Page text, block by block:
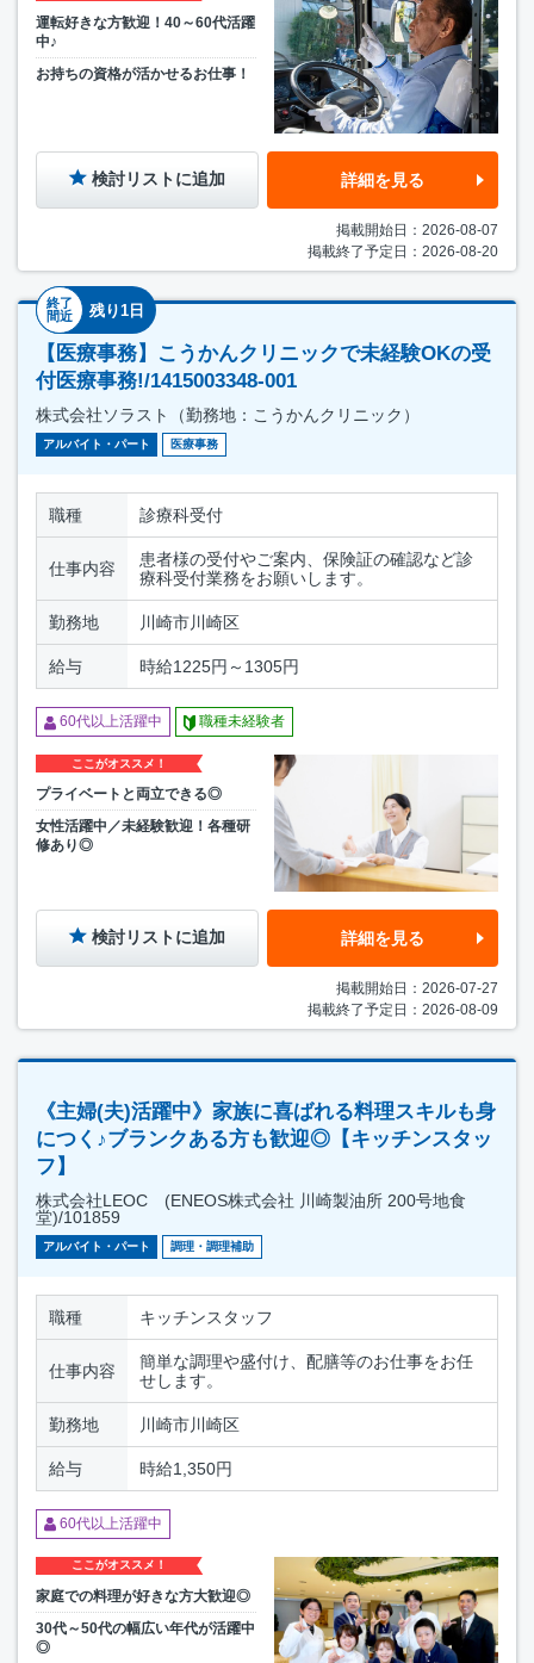
運転好きな方歓迎！40～60代活躍
中♪
お持ちの資格が活かせるお仕事！
検討リストに追加 詳細を見る
掲載開始日：2026-08-07
掲載終了予定日：2026-08-20
終了
間近
残り1日
【医療事務】こうかんクリニックで未経験OKの受
付医療事務!/1415003348-001
株式会社ソラスト（勤務地：こうかんクリニック）
アルバイト・パート 医療事務
職種 診療科受付
仕事内容
患者様の受付やご案内、保険証の確認など診
療科受付業務をお願いします。
勤務地 川崎市川崎区
給与 時給1225円～1305円
60代以上活躍中 職種未経験者
ここがオススメ！
プライベートと両立できる◎
女性活躍中／未経験歓迎！各種研
修あり◎
検討リストに追加 詳細を見る
掲載開始日：2026-07-27
掲載終了予定日：2026-08-09
《主婦(夫)活躍中》家族に喜ばれる料理スキルも身
につく♪ブランクある方も歓迎◎【キッチンスタッ
フ】
株式会社LEOC (ENEOS株式会社 川崎製油所 200号地食
堂)/101859
アルバイト・パート 調理・調理補助
職種 キッチンスタッフ
仕事内容
簡単な調理や盛付け、配膳等のお仕事をお任
せします。
勤務地 川崎市川崎区
給与 時給1,350円
60代以上活躍中
ここがオススメ！
家庭での料理が好きな方大歓迎◎
30代～50代の幅広い年代が活躍中
◎